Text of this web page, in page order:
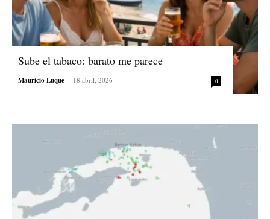
Sube el tabaco: barato me parece
Mauricio Luque - 18 abril, 2026 0